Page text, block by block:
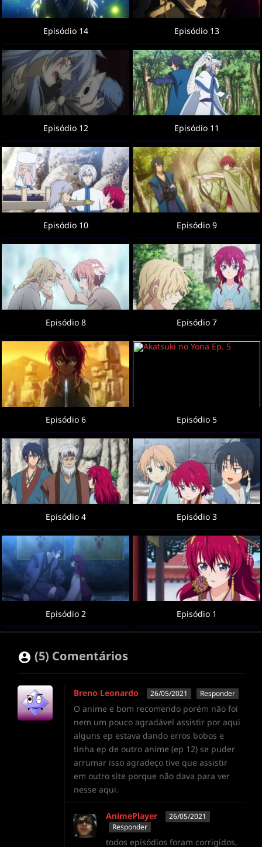
Episódio 14 Episódio 13
Episódio 12 Episódio 11
Episódio 10 Episódio 9
Episódio 8 Episódio 7
Episódio 6 Episódio 5
Episódio 4 Episódio 3
Episódio 2 Episódio 1
(5) Comentários
Breno Leonardo 26/05/2021 Responder
O anime e bom recomendo porém não foi
nem um pouco agradável assistir por aqui
alguns ep estava dando erros bobos e
tinha ep de outro anime (ep 12) se puder
arrumar isso agradeço tive que assistir
em outro site porque não dava para ver
nesse aqui.
AnimePlayer
26/05/2021
Responder
todos episódios foram corrigidos,